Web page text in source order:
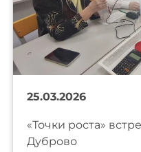
25.03.2026
«Точки роста»
Дуброво